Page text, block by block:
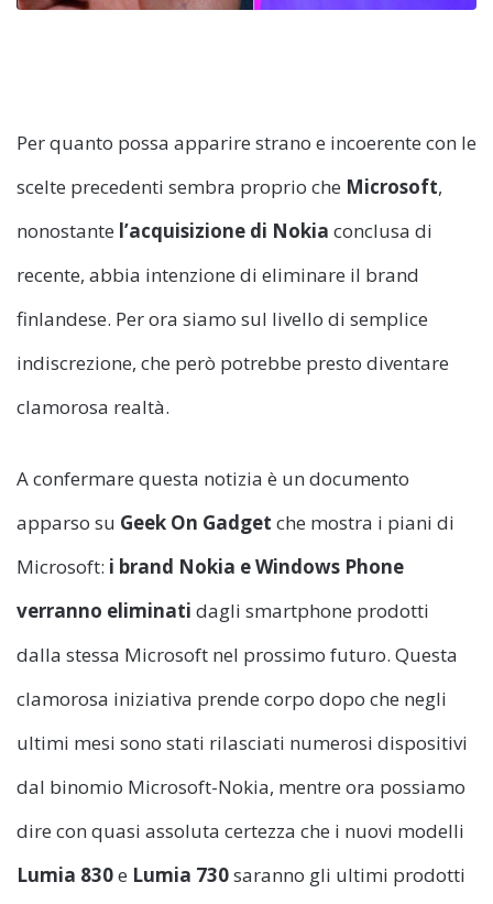
Per quanto possa apparire strano e incoerente con le
scelte precedenti sembra proprio che Microsoft,
nonostante l’acquisizione di Nokia conclusa di
recente, abbia intenzione di eliminare il brand
finlandese. Per ora siamo sul livello di semplice
indiscrezione, che però potrebbe presto diventare
clamorosa realtà.
A confermare questa notizia è un documento
apparso su Geek On Gadget che mostra i piani di
Microsoft: i brand Nokia e Windows Phone
verranno eliminati dagli smartphone prodotti
dalla stessa Microsoft nel prossimo futuro. Questa
clamorosa iniziativa prende corpo dopo che negli
ultimi mesi sono stati rilasciati numerosi dispositivi
dal binomio Microsoft-Nokia, mentre ora possiamo
dire con quasi assoluta certezza che i nuovi modelli
Lumia 830e Lumia 730saranno gli ultimi prodotti